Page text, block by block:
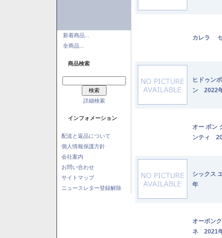
新着商品...
全商品...
商品検索
詳細検索
インフォメーション
配送と返品について
個人情報保護方針
会社案内
お問い合わせ
サイトマップ
ニュースレター登録解除
カレラ
ヒドゥン
ン 2022
オー ボン
ンティ
シックス
年
オーボン
ネ 2021